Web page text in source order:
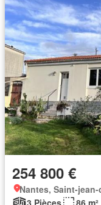
254 800 €
Nantes, Saint-
3 Pièces
86 m²